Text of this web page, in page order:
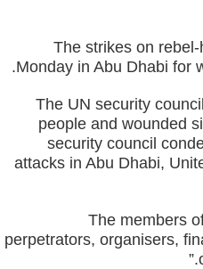
The strikes on
Monday in Abu Dhabi for
The UN security
people and wounded
security council
attacks in Abu Dhabi,
“The members
perpetrators, organisers,